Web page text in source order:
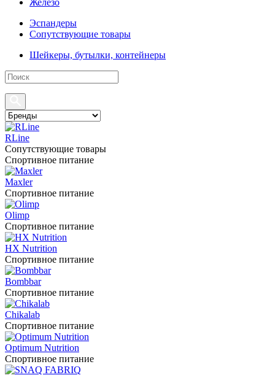
Железо
Эспандеры
Сопутствующие товары
Шейкеры, бутылки, контейнеры
RLine
Сопутствующие товары
Спортивное питание
Maxler
Спортивное питание
Olimp
Спортивное питание
HX Nutrition
Спортивное питание
Bombbar
Спортивное питание
Chikalab
Спортивное питание
Optimum Nutrition
Спортивное питание